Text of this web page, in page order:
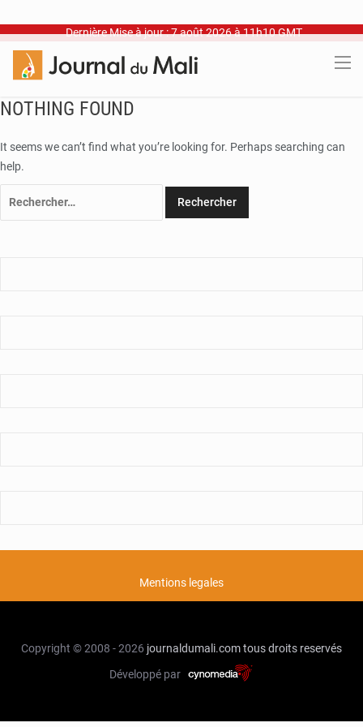
Dernière Mise à jour : 7 août 2026 à 11h10 GMT
NOTHING FOUND
It seems we can’t find what you’re looking for. Perhaps searching can
help.
Mentions legales
Copyright © 2008 - 2026 journaldumali.comtous droits reservés
Développé par